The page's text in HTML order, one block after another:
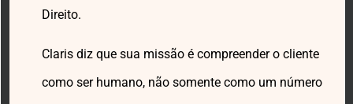
Direito.
Claris diz que sua missão é compreender o cliente
como ser humano, não somente como um número